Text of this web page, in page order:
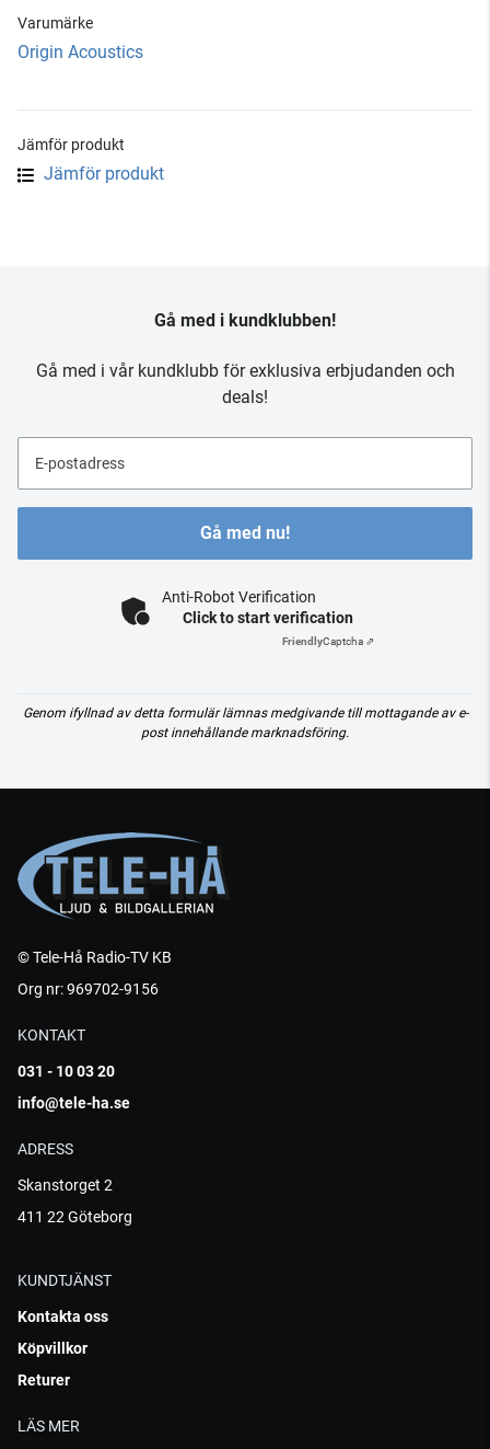
Varumärke
Origin Acoustics
Jämför produkt
Jämför produkt
Gå med i kundklubben!
Gå med i vår kundklubb för exklusiva erbjudanden och
deals!
E-postadress
Gå med nu!
Anti-Robot Verification
Click to start verification
FriendlyCaptcha ⇗
Genom ifyllnad av detta formulär lämnas medgivande till mottagande av e-
post innehållande marknadsföring.
© Tele-Hå Radio-TV KB
Org nr: 969702-9156
KONTAKT
031 - 10 03 20
info@tele-ha.se
ADRESS
Skanstorget 2
411 22 Göteborg
KUNDTJÄNST
Kontakta oss
Köpvillkor
Returer
LÄS MER